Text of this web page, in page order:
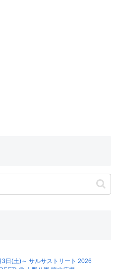
日(土)～ サルサストリート 2026